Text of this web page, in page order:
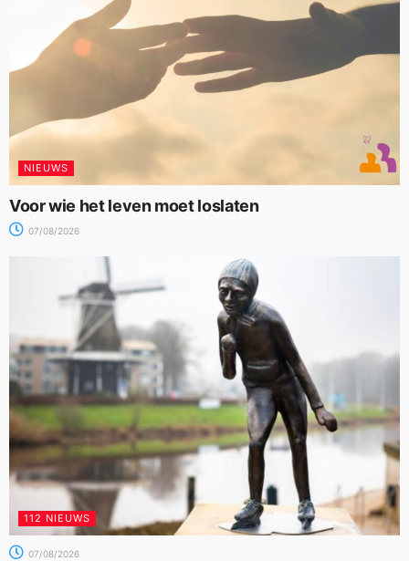
NIEUWS
Voor wie het leven moet loslaten
07/08/2026
112 NIEUWS
07/08/2026